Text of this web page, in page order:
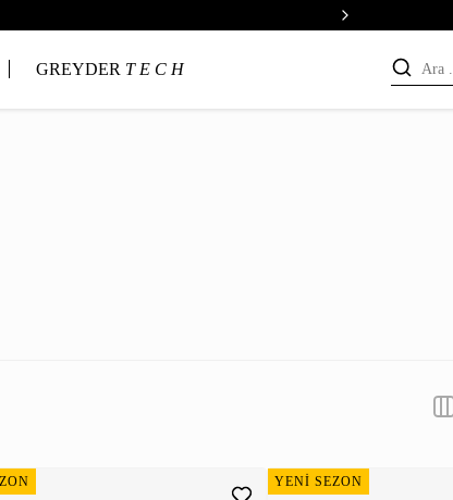
GREYDER T E C H
YENİ SEZON